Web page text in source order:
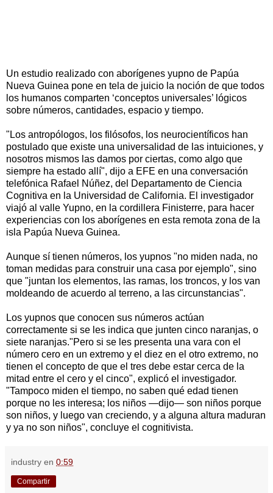
Un estudio realizado con aborígenes yupno de Papúa
Nueva Guinea pone en tela de juicio la noción de que todos
los humanos comparten ‘conceptos universales’ lógicos
sobre números, cantidades, espacio y tiempo.
"Los antropólogos, los filósofos, los neurocientíficos han
postulado que existe una universalidad de las intuiciones, y
nosotros mismos las damos por ciertas, como algo que
siempre ha estado allí", dijo a EFE en una conversación
telefónica Rafael Núñez, del Departamento de Ciencia
Cognitiva en la Universidad de California. El investigador
viajó al valle Yupno, en la cordillera Finisterre, para hacer
experiencias con los aborígenes en esta remota zona de la
isla Papúa Nueva Guinea.
Aunque sí tienen números, los yupnos "no miden nada, no
toman medidas para construir una casa por ejemplo", sino
que "juntan los elementos, las ramas, los troncos, y los van
moldeando de acuerdo al terreno, a las circunstancias".
Los yupnos que conocen sus números actúan
correctamente si se les indica que junten cinco naranjas, o
siete naranjas."Pero si se les presenta una vara con el
número cero en un extremo y el diez en el otro extremo, no
tienen el concepto de que el tres debe estar cerca de la
mitad entre el cero y el cinco", explicó el investigador.
"Tampoco miden el tiempo, no saben qué edad tienen
porque no les interesa; los niños —dijo— son niños porque
son niños, y luego van creciendo, y a alguna altura maduran
y ya no son niños", concluye el cognitivista.
industry en 0:59
Compartir